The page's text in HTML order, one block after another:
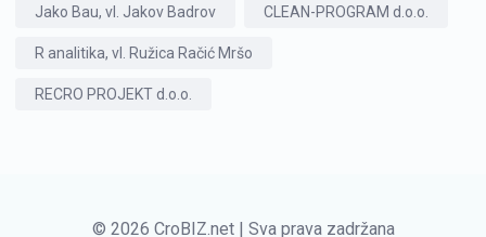
Jako Bau, vl. Jakov Badrov CLEAN-PROGRAM d.o.o.
R analitika, vl. Ružica Račić Mršo
RECRO PROJEKT d.o.o.
© 2026 CroBIZ.net | Sva prava zadržana